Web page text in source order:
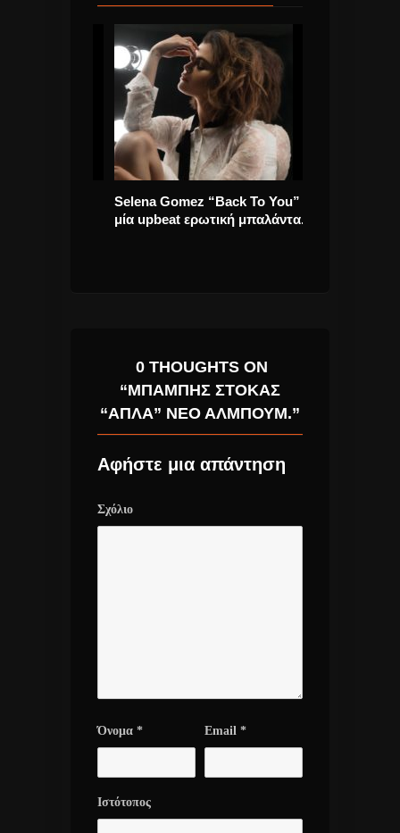
Selena Gomez “Back To You”
μία upbeat ερωτική μπαλάντα.
0 THOUGHTS ON
“ΜΠΆΜΠΗΣ ΣΤΌΚΑΣ
“ΑΠΛΆ” ΝΈΟ ΆΛΜΠΟΥΜ.”
Αφήστε μια απάντηση
Σχόλιο
Όνομα * Email *
Ιστότοπος